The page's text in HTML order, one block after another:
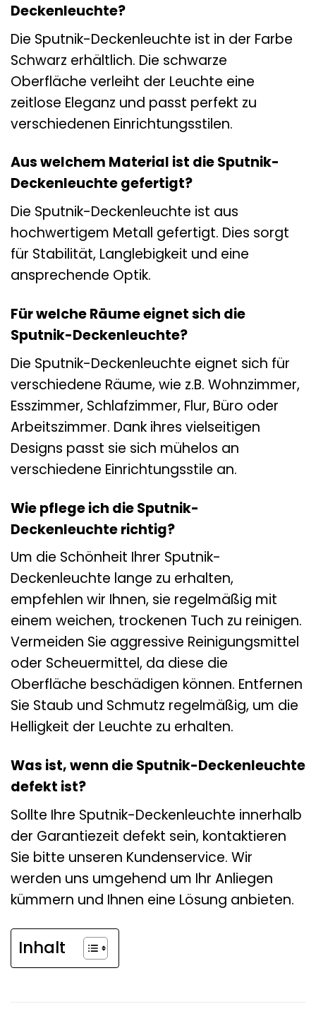
Deckenleuchte?
Die Sputnik-Deckenleuchte ist in der Farbe
Schwarz erhältlich. Die schwarze
Oberfläche verleiht der Leuchte eine
zeitlose Eleganz und passt perfekt zu
verschiedenen Einrichtungsstilen.
Aus welchem Material ist die Sputnik-
Deckenleuchte gefertigt?
Die Sputnik-Deckenleuchte ist aus
hochwertigem Metall gefertigt. Dies sorgt
für Stabilität, Langlebigkeit und eine
ansprechende Optik.
Für welche Räume eignet sich die
Sputnik-Deckenleuchte?
Die Sputnik-Deckenleuchte eignet sich für
verschiedene Räume, wie z.B. Wohnzimmer,
Esszimmer, Schlafzimmer, Flur, Büro oder
Arbeitszimmer. Dank ihres vielseitigen
Designs passt sie sich mühelos an
verschiedene Einrichtungsstile an.
Wie pflege ich die Sputnik-
Deckenleuchte richtig?
Um die Schönheit Ihrer Sputnik-
Deckenleuchte lange zu erhalten,
empfehlen wir Ihnen, sie regelmäßig mit
einem weichen, trockenen Tuch zu reinigen.
Vermeiden Sie aggressive Reinigungsmittel
oder Scheuermittel, da diese die
Oberfläche beschädigen können. Entfernen
Sie Staub und Schmutz regelmäßig, um die
Helligkeit der Leuchte zu erhalten.
Was ist, wenn die Sputnik-Deckenleuchte
defekt ist?
Sollte Ihre Sputnik-Deckenleuchte innerhalb
der Garantiezeit defekt sein, kontaktieren
Sie bitte unseren Kundenservice. Wir
werden uns umgehend um Ihr Anliegen
kümmern und Ihnen eine Lösung anbieten.
Inhalt